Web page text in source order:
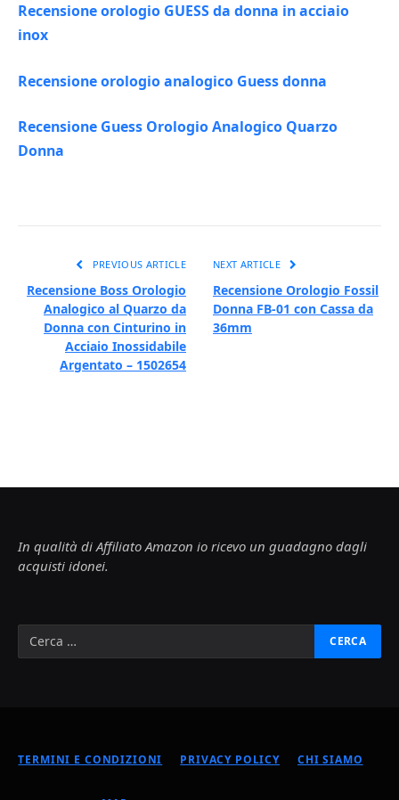
Recensione orologio GUESS da donna in acciaio
inox
Recensione orologio analogico Guess donna
Recensione Guess Orologio Analogico Quarzo
Donna
PREVIOUS ARTICLE
Recensione Boss Orologio
Analogico al Quarzo da
Donna con Cinturino in
Acciaio Inossidabile
Argentato – 1502654
NEXT ARTICLE
Recensione Orologio Fossil
Donna FB-01 con Cassa da
36mm
In qualità di Affiliato Amazon io ricevo un guadagno dagli
acquisti idonei.
TERMINI E CONDIZIONI PRIVACY POLICY CHI SIAMO